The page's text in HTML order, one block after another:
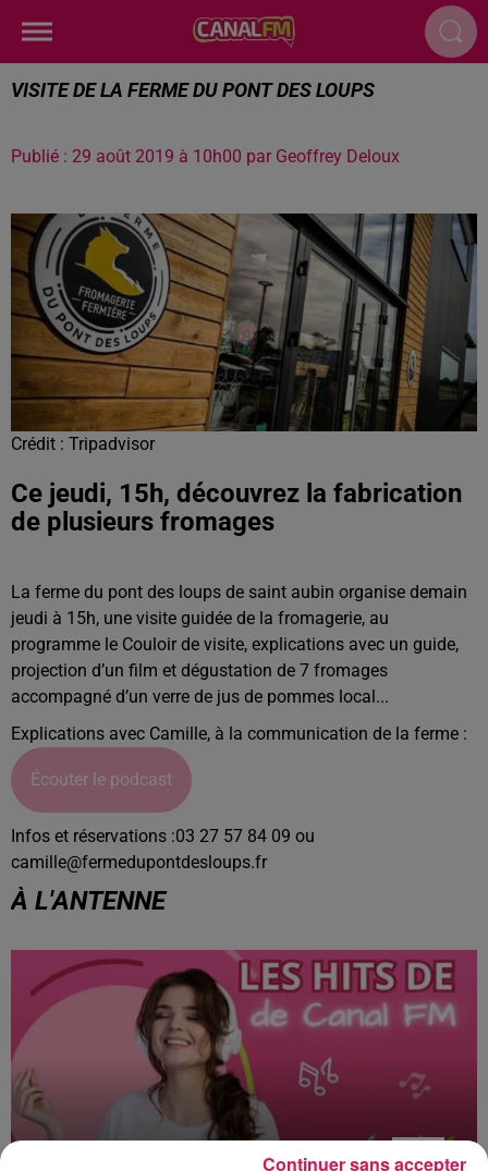
VISITE DE LA FERME DU PONT DES LOUPS
Publié : 29 août 2019 à 10h00 par Geoffrey Deloux
Crédit : Tripadvisor
Ce jeudi, 15h, découvrez la fabrication
de plusieurs fromages
La ferme du pont des loups de saint aubin organise demain
jeudi à 15h, une visite guidée de la fromagerie, au
programme le Couloir de visite, explications avec un guide,
projection d’un film et dégustation de 7 fromages
accompagné d’un verre de jus de pommes local...
Explications avec Camille, à la communication de la ferme :
Écouter le podcast
Infos et réservations :03 27 57 84 09 ou
camille@fermedupontdesloups.fr
À L'ANTENNE
Continuer sans accepter